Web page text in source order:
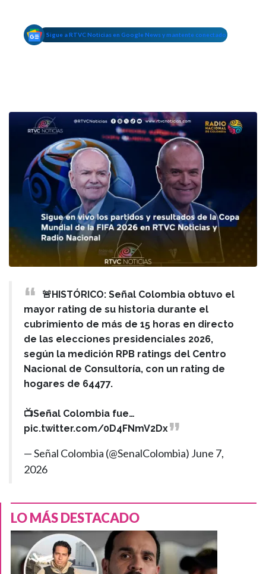
Sigue a RTVC Noticias en Google News y mantente conectado
🚨HISTÓRICO: Señal Colombia obtuvo el
mayor rating de su historia durante el
cubrimiento de más de 15 horas en directo
de las elecciones presidenciales 2026,
según la medición RPB ratings del Centro
Nacional de Consultoría, con un rating de
hogares de 64477.
📺Señal Colombia fue…
pic.twitter.com/0D4FNmV2Dx
— Señal Colombia (@SenalColombia) June 7,
2026
LO MÁS DESTACADO